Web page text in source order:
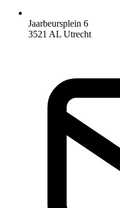
Jaarbeursplein 6
3521 AL Utrecht